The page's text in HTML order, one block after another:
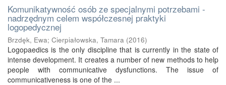
Komunikatywność osób ze specjalnymi potrzebami -
nadrzędnym celem współczesnej praktyki
logopedycznej
Brzdęk, Ewa; Cierpiałowska, Tamara (2016)
Logopaedics is the only discipline that is currently in the state of
intense development. It creates a number of new methods to help
people with communicative dysfunctions. The issue of
communicativeness is one of the ...